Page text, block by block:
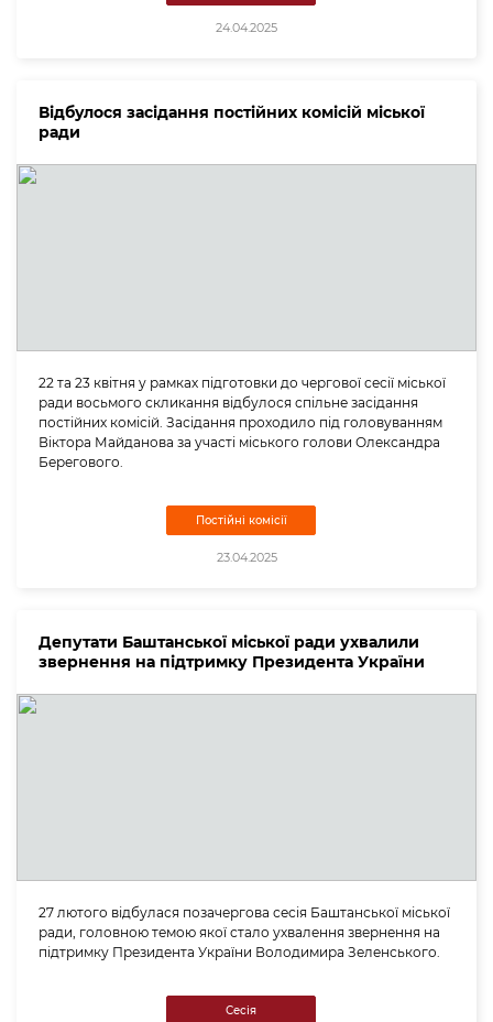
24.04.2025
Відбулося засідання постійних комісій міської
ради
22 та 23 квітня у рамках підготовки до чергової сесії міської
ради восьмого скликання відбулося спільне засідання
постійних комісій. Засідання проходило під головуванням
Віктора Майданова за участі міського голови Олександра
Берегового.
Постійні комісії
23.04.2025
Депутати Баштанської міської ради ухвалили
звернення на підтримку Президента України
27 лютого відбулася позачергова сесія Баштанської міської
ради, головною темою якої стало ухвалення звернення на
підтримку Президента України Володимира Зеленського.
Сесія